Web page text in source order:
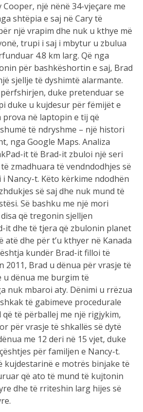
Cooper, një nënë 34-vjeçare me
shtëpia e saj në Cary të
një vrapim dhe nuk u kthye më
trupi i saj i mbytur u zbulua
4.8 km larg. Që nga
për bashkëshortin e saj, Brad
sjellje të dyshimtë alarmante.
duke pretenduar se
duke u kujdesur për fëmijët e
në laptopin e tij që
të ndryshme – një histori
nga Google Maps. Analiza
it të Brad-it zbuloi një seri
zmadhuara të vendndodhjes së
Nancy-t. Këto kërkime ndodhën
së saj dhe nuk mund të
Së bashku me një mori
që tregonin sjelljen
it dhe të tjera që zbulonin planet
atë dhe për t’u kthyer në Kanada
kundër Brad-it filloi të
2011, Brad u dënua për vrasje të
u dënua me burgim të
nuk mbaroi aty. Dënimi u rrëzua
të gabimeve procedurale
që të përballej me një rigjykim,
për vrasje të shkallës së dytë
me 12 deri në 15 vjet, duke
për familjen e Nancy-t.
kujdestarinë e motrës binjake të
që ato të mund të kujtonin
dhe të rriteshin larg hijes së